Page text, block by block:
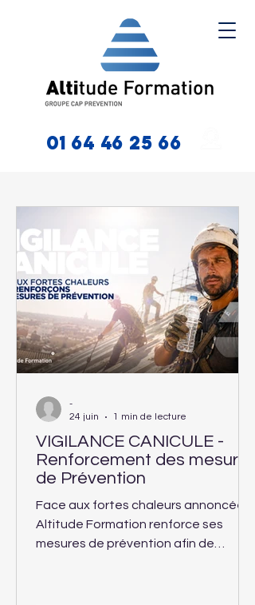
01 64 46 25 66
VIGILANCE CANICULE -
Renforcement des mesures
de Prévention
Face aux fortes chaleurs annoncées,
Altitude Formation renforce ses
mesures de prévention afin de
-
24 juin
1 min de lecture